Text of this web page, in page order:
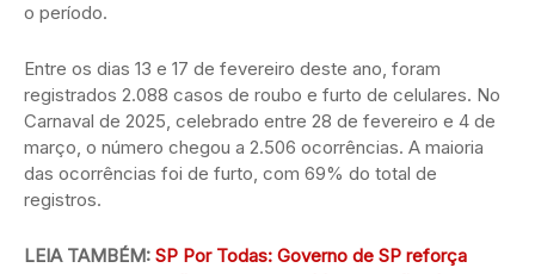
o período.
Entre os dias 13 e 17 de fevereiro deste ano, foram
registrados 2.088 casos de roubo e furto de celulares. No
Carnaval de 2025, celebrado entre 28 de fevereiro e 4 de
março, o número chegou a 2.506 ocorrências. A maioria
das ocorrências foi de furto, com 69% do total de
registros.
LEIA TAMBÉM: SP Por Todas: Governo de SP reforça